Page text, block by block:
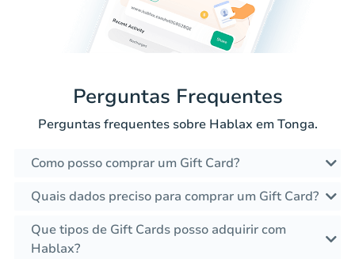
Perguntas Frequentes
Perguntas frequentes sobre Hablax em Tonga.
Como posso comprar um Gift Card?
Quais dados preciso para comprar um Gift Card?
Que tipos de Gift Cards posso adquirir com
Hablax?